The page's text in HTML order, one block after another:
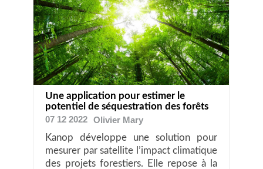
Une application pour estimer le
potentiel de séquestration des forêts
07 12 2022
Olivier Mary
Kanop développe une solution pour
mesurer par satellite l’impact climatique
des projets forestiers. Elle repose à la